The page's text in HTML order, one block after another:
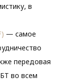
в
— самое
передовая
во всем